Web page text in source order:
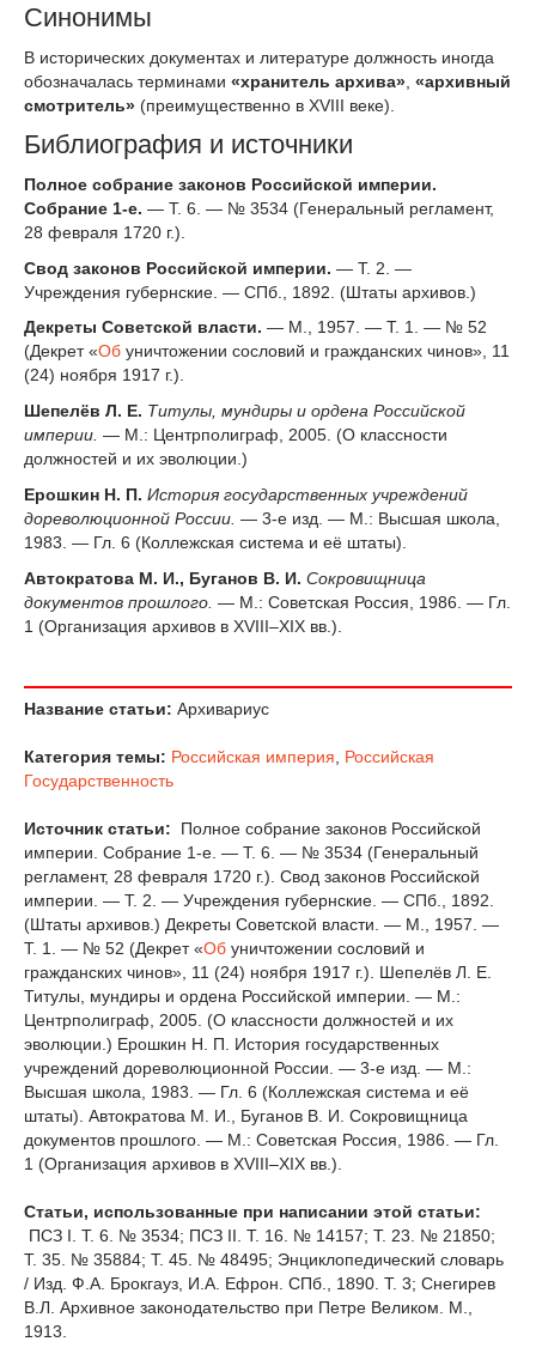
Синонимы
В исторических документах и литературе должность иногда
обозначалась терминами «хранитель архива» «архивный
смотритель» (преимущественно в XVIII веке).
Библиография и источники
Полное собрание законов Российской империи.
Собрание 1-е. — Т. 6. — № 3534 (Генеральный регламент,
28 февраля 1720 г.).
Свод законов Российской империи. — Т. 2. —
Учреждения губернские. — СПб., 1892. (Штаты архивов.)
Декреты Советской власти. — М., 1957. — Т. 1. — № 52
(Декрет «Об уничтожении сословий и гражданских чинов», 11
(24) ноября 1917 г.).
Шепелёв Л. Е. Титулы, мундиры и ордена Российской
империи. — М.: Центрполиграф, 2005. (О классности
должностей и их эволюции.)
Ерошкин Н. П. История государственных учреждений
дореволюционной России. — 3-е изд. — М.: Высшая школа,
1983. — Гл. 6 (Коллежская система и её штаты).
Автократова М. И., Буганов В. И. Сокровищница
документов прошлого. — М.: Советская Россия, 1986. — Гл.
1 (Организация архивов в XVIII–XIX вв.).
Название статьи: Архивариус
Категория темы: Российская империя
Российская
Государственность
Источник статьи:
Полное собрание законов Российской
империи. Собрание 1-е. — Т. 6. — № 3534 (Генеральный
регламент, 28 февраля 1720 г.). Свод законов Российской
империи. — Т. 2. — Учреждения губернские. — СПб., 1892.
(Штаты архивов.) Декреты Советской власти. — М., 1957. —
Т. 1. — № 52 (Декрет «Об уничтожении сословий и
гражданских чинов», 11 (24) ноября 1917 г.). Шепелёв Л. Е.
Титулы, мундиры и ордена Российской империи. — М.:
Центрполиграф, 2005. (О классности должностей и их
эволюции.) Ерошкин Н. П. История государственных
учреждений дореволюционной России. — 3-е изд. — М.:
Высшая школа, 1983. — Гл. 6 (Коллежская система и её
штаты). Автократова М. И., Буганов В. И. Сокровищница
документов прошлого. — М.: Советская Россия, 1986. — Гл.
1 (Организация архивов в XVIII–XIX вв.).
Статьи, использованные при написании этой статьи:
ПСЗ I. Т. 6. № 3534; ПСЗ II. Т. 16. № 14157; Т. 23. № 21850;
Т. 35. № 35884; Т. 45. № 48495; Энциклопедический словарь
/ Изд. Ф.А. Брокгауз, И.А. Ефрон. СПб., 1890. Т. 3; Снегирев
В.Л. Архивное законодательство при Петре Великом. М.,
1913.